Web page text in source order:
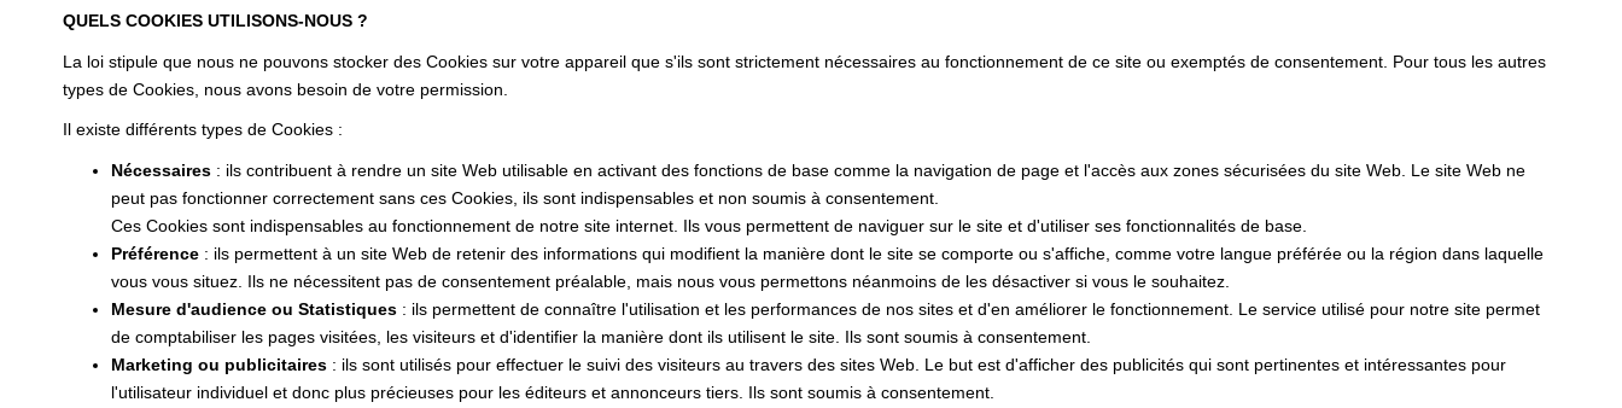
QUELS COOKIES UTILISONS-NOUS ?
La loi stipule que nous ne pouvons stocker des Cookies sur votre appareil que s'ils sont strictement nécessaires au fonctionnement de ce site ou exemptés de consentement. Pour tous les autres
types de Cookies, nous avons besoin de votre permission.
Il existe différents types de Cookies :
Nécessaires : ils contribuent à rendre un site Web utilisable en activant des fonctions de base comme la navigation de page et l'accès aux zones sécurisées du site Web. Le site Web ne
peut pas fonctionner correctement sans ces Cookies, ils sont indispensables et non soumis à consentement.
Ces Cookies sont indispensables au fonctionnement de notre site internet. Ils vous permettent de naviguer sur le site et d'utiliser ses fonctionnalités de base.
Préférence : ils permettent à un site Web de retenir des informations qui modifient la manière dont le site se comporte ou s'affiche, comme votre langue préférée ou la région dans laquelle
vous vous situez. Ils ne nécessitent pas de consentement préalable, mais nous vous permettons néanmoins de les désactiver si vous le souhaitez.
Mesure d'audience ou Statistiques : ils permettent de connaître l'utilisation et les performances de nos sites et d'en améliorer le fonctionnement. Le service utilisé pour notre site permet
de comptabiliser les pages visitées, les visiteurs et d'identifier la manière dont ils utilisent le site. Ils sont soumis à consentement.
Marketing ou publicitaires : ils sont utilisés pour effectuer le suivi des visiteurs au travers des sites Web. Le but est d'afficher des publicités qui sont pertinentes et intéressantes pour
l'utilisateur individuel et donc plus précieuses pour les éditeurs et annonceurs tiers. Ils sont soumis à consentement.